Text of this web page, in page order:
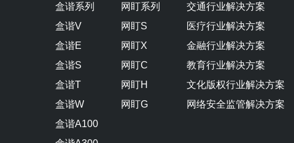
盒谐系列
盒谐V
盒谐E
盒谐S
盒谐T
盒谐W
盒谐A100
网盯系列
网盯S
网盯X
网盯C
网盯H
网盯G
交通行业解决方案
医疗行业解决方案
金融行业解决方案
教育行业解决方案
文化版权行业解决方案
网络安全监管解决方案